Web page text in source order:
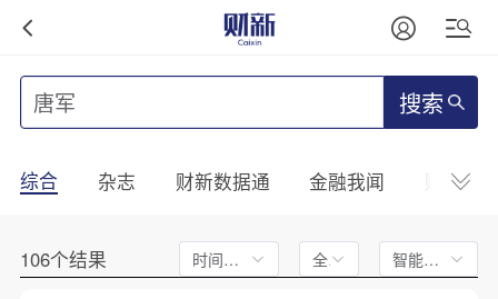
搜索
综合 杂志 财新数据通 金融我闻 财新
106个结果 时间不限 全文 智能排序